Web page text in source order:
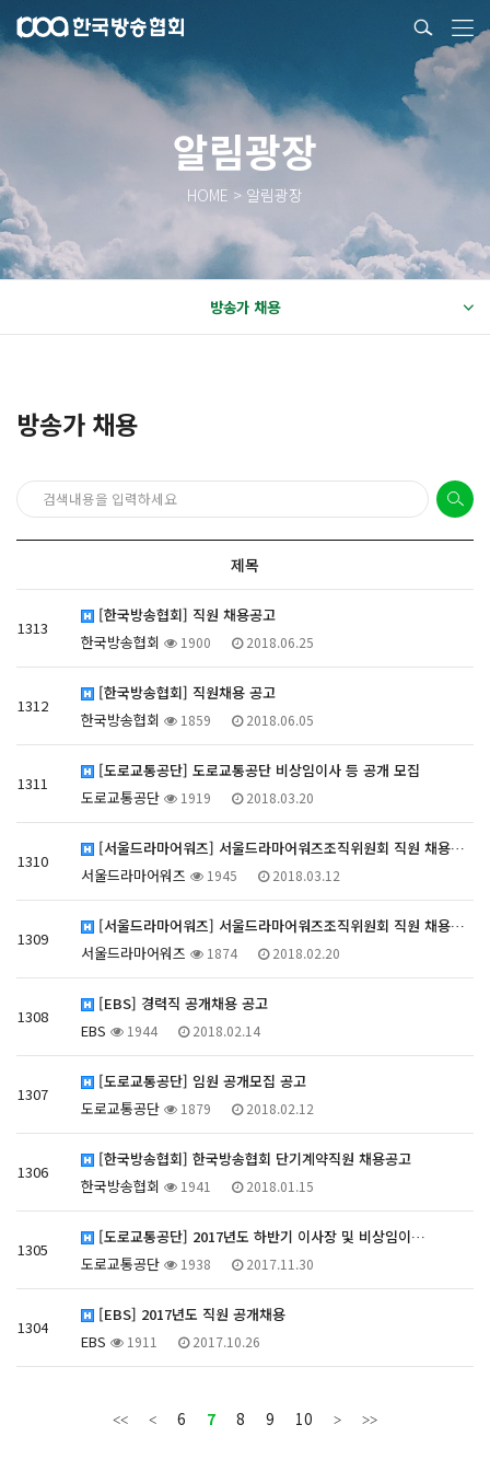
알림광장
HOME > 알림광장
방송가 채용
방송가 채용
제목
1313
[한국방송협회] 직원 채용공고
한국방송협회
1900 2018.06.25
1312
[한국방송협회] 직원채용 공고
한국방송협회
1859 2018.06.05
1311
[도로교통공단] 도로교통공단 비상임이사 등 공개 모집
도로교통공단
1919 2018.03.20
1310
[서울드라마어워즈] 서울드라마어워즈조직위원회 직원 채용…
서울드라마어워즈
1945 2018.03.12
1309
[서울드라마어워즈] 서울드라마어워즈조직위원회 직원 채용…
서울드라마어워즈
1874 2018.02.20
1308
[EBS] 경력직 공개채용 공고
EBS
1944 2018.02.14
1307
[도로교통공단] 임원 공개모집 공고
도로교통공단
1879 2018.02.12
1306
[한국방송협회] 한국방송협회 단기계약직원 채용공고
한국방송협회
1941 2018.01.15
1305
[도로교통공단] 2017년도 하반기 이사장 및 비상임이…
도로교통공단
1938 2017.11.30
1304
[EBS] 2017년도 직원 공개채용
EBS
1911 2017.10.26
6 7 8 9 10